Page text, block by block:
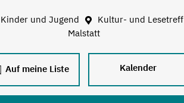
Kinder und Jugend
Kultur- und Lesetreff
Malstatt
Auf meine Liste Kalender